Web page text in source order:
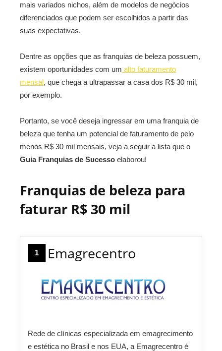
mais variados nichos, além de modelos de negócios
diferenciados que podem ser escolhidos a partir das
suas expectativas.
Dentre as opções que as franquias de beleza possuem,
existem oportunidades com um alto faturamento
mensal, que chega a ultrapassar a casa dos R$ 30 mil,
por exemplo.
Portanto, se você deseja ingressar em uma franquia de
beleza que tenha um potencial de faturamento de pelo
menos R$ 30 mil mensais, veja a seguir a lista que o
Guia Franquias de Sucesso elaborou!
Franquias de beleza para
faturar R$ 30 mil
1 Emagrecentro
Rede de clínicas especializada em emagrecimento
e estética no Brasil e nos EUA, a Emagrecentro é